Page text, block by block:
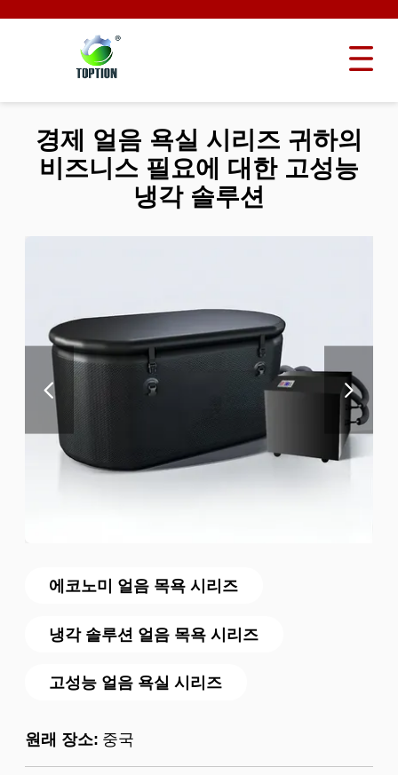
에코노미 얼음 목욕 시리즈
냉각 솔루션 얼음 목욕 시리즈
고성능 얼음 욕실 시리즈
원래 장소: 중국
경제 얼음 욕실 시리즈 귀하의
비즈니스 필요에 대한 고성능
냉각 솔루션